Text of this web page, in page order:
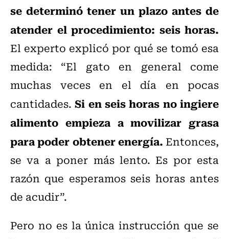
se determinó tener un plazo antes de
atender el procedimiento: seis horas.
El experto explicó por qué se tomó esa
medida: “El gato en general come
muchas veces en el día en pocas
cantidades.Si en seis horas no ingiere
alimento empieza a movilizar grasa
para poder obtener energía. Entonces,
se va a poner más lento. Es por esta
razón que esperamos seis horas antes
de acudir”.
Pero no es la única instrucción que se